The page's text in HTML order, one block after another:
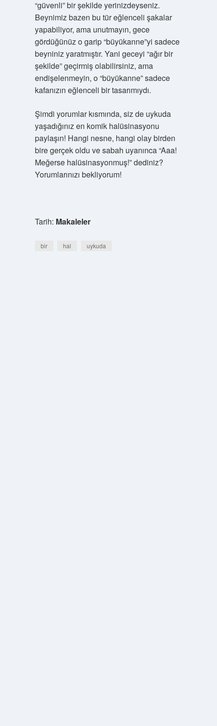
“güvenli” bir şekilde yerinizdeyseniz.
Beynimiz bazen bu tür eğlenceli şakalar
yapabiliyor, ama unutmayın, gece
gördüğünüz o garip “büyükanne”yi sadece
beyniniz yaratmıştır. Yani geceyi “ağır bir
şekilde” geçirmiş olabilirsiniz, ama
endişelenmeyin, o “büyükanne” sadece
kafanızın eğlenceli bir tasarımıydı.
Şimdi yorumlar kısmında, siz de uykuda
yaşadığınız en komik halüsinasyonu
paylaşın! Hangi nesne, hangi olay birden
bire gerçek oldu ve sabah uyanınca “Aaa!
Meğerse halüsinasyonmuş!” dediniz?
Yorumlarınızı bekliyorum!
Tarih: Makaleler
bir hal uykuda